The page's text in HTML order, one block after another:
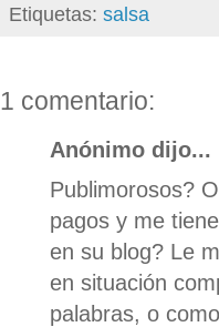
Etiquetas: salsa
1 comentario:
Anónimo dijo...
Publimorosos?
pagos y me
en su blog? Le
en situación
palabras, o